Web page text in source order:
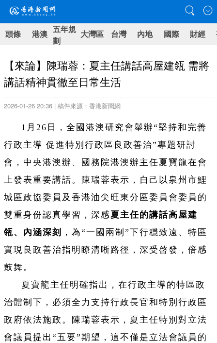
頭條 港澳 五年規
劃
大灣區 台灣 內地 國際 財經
【來論】陳瑞蓉：夏主任講話高屋建瓴 需將
講話精神貫徹至日常生活
2026-01-26 20:36 | 稿件來源：香港新聞網
1月26日，全國港澳研究會舉辦“堅持和完善
行政主導 促進特別行政區良政善治”專題研討
會，中央港澳辦、國務院港澳辦主任夏寶龍在會
上發表重要講話。陳瑞蓉表示，自己以泉州市鯉
城區政協委員及香港油尖旺東分區委員會委員的
雙重身份認真學習，深感夏主任的講話高屋建
瓴、內涵深刻
，為“一國兩制”下行穩致遠、特區
實現良政善治指明瞭清晰路徑，深受啓發，倍感
鼓舞。
夏寶龍主任明確指出，在行政主導的特區政
治體制下，必須全力支持行政長官和特別行政區
政府依法施政。陳瑞蓉表示，夏主任特別對立法
會議員提出“五要”期望，這不僅是立法會議員的